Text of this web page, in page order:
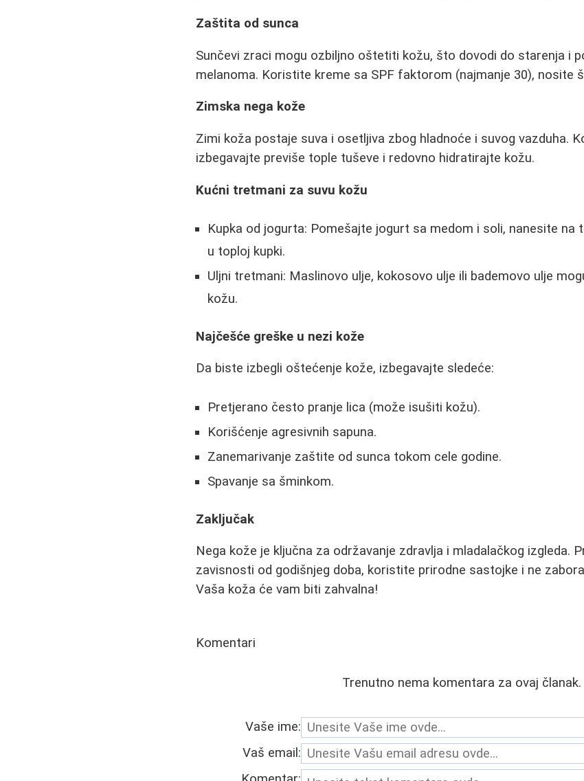
Zaštita od sunca
Sunčevi zraci mogu ozbiljno oštetiti kožu, što dovodi do starenja i
melanoma. Koristite kreme sa SPF faktorom (najmanje 30), nosite
Zimska nega kože
Zimi koža postaje suva i osetljiva zbog hladnoće i suvog vazduha.
izbegavajte previše tople tuševe i redovno hidratirajte kožu.
Kućni tretmani za suvu kožu
Kupka od jogurta: Pomešajte jogurt sa medom i soli, nanesite na
u toploj kupki.
Uljni tretmani: Maslinovo ulje, kokosovo ulje ili bademovo ulje
kožu.
Najčešće greške u nezi kože
Da biste izbegli oštećenje kože, izbegavajte sledeće:
Pretjerano često pranje lica (može isušiti kožu).
Korišćenje agresivnih sapuna.
Zanemarivanje zaštite od sunca tokom cele godine.
Spavanje sa šminkom.
Zaključak
Nega kože je ključna za održavanje zdravlja i mladalačkog izgleda.
zavisnosti od godišnjeg doba, koristite prirodne sastojke i ne
Vaša koža će vam biti zahvalna!
Komentari
Trenutno nema komentara za ovaj članak.
Vaše ime:
Vaš email: